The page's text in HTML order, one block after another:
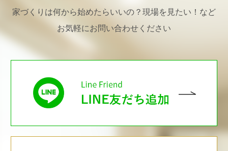
家づくりは何から始めたらいいの？現場を見たい！など
お気軽にお問い合わせください